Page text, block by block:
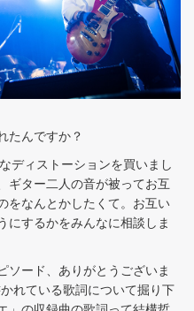
たんですか？
ディストーションを買いまし
ギター二人の音が被ってお互
をなんとかしたくて。お互い
にするかをみんなに相談しま
ソード、ありがとうございま
れている歌詞について掘り下